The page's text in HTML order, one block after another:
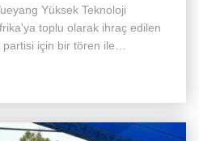
Yüksek Teknoloji
toplu olarak ihraç edilen
için bir tören ile